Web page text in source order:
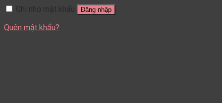
Ghi nhớ mật khẩu
Đăng nhập
Quên mật khẩu?